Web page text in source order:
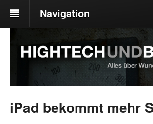
Navigation
iPad bekommt mehr